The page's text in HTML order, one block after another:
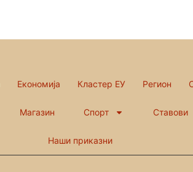
Економија Кластер ЕУ Регион
Магазин Спорт Ставови
Наши приказни